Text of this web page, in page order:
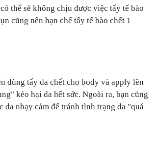
thể sẽ không chịu được việc tẩy tế bào
cũng nên hạn chế tẩy tế bào chết 1
dùng tẩy da chết cho body và apply lên
kẻo hại da hết sức. Ngoài ra, bạn cũng
da nhạy cảm để tránh tình trạng da "quá